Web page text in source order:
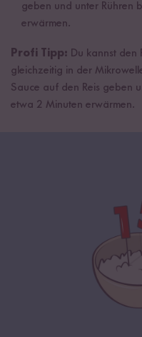
geben und unter Rühren
erwärmen.
Profi Tipp: Du kannst den
gleichzeitig in der
Sauce auf den Reis geben
etwa 2 Minuten erwärmen.